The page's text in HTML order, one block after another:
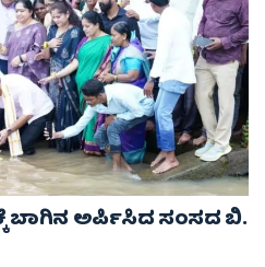
ಬಾಗಿನ ಅರ್ಪಿಸಿದ ಸಂಸದ ಬಿ.